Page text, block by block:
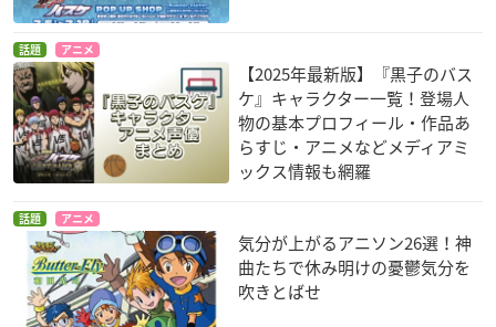
話題 アニメ
【2025年最新版】『黒子のバス
ケ』キャラクター一覧！登場人
物の基本プロフィール・作品あ
らすじ・アニメなどメディアミ
ックス情報も網羅
話題 アニメ
気分が上がるアニソン26選！神
曲たちで休み明けの憂鬱気分を
吹きとばせ